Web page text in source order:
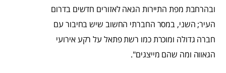
ובהרחבת מפת התיירות הגאה לאזורים חדשים בדרום
העיר; השני, במסר החברתי החשוב שיש בחיבור עם
חברה גדולה ומוכרת כמו רשת פתאל על רקע אירועי
הגאווה ומה שהם מייצגים".